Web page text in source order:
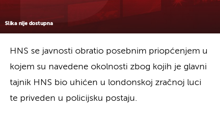
Slika nije dostupna
HNS se javnosti obratio posebnim priopćenjem u
kojem su navedene okolnosti zbog kojih je glavni
tajnik HNS bio uhićen u londonskoj zračnoj luci
te priveden u policijsku postaju.